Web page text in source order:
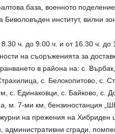
база, военното
Биволовъден институт, вилни
ч. до 9.00 ч. и от 16.30 ч.
на съоръженията за
в района на: с.
с. Белокопитово, с.
с. Единаковци, с. Байково, с.
м. 7-ми км, бензиностанция
на прежения на Хибриден
сгради,